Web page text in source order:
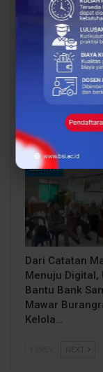
BERITA
UBSI Buka
Dorong Riset
dan Keamanan
BERITA
Dari Catatan
Menuju Digital,
Bantu Bank
Mawar
Kelola…
NEXT